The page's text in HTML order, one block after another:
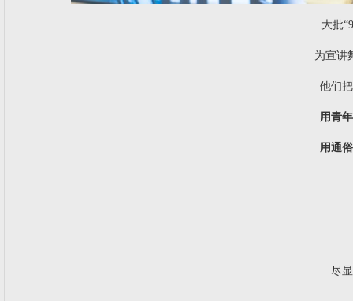
大批
为宣讲
他们
用青
用通
尽